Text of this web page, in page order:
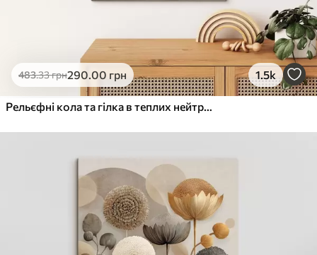
Поверхня з текстурою полотна
Еко-Преміум
.00грн
✓Яскраві, насичені кольори
Поверхня з текстурою полотна
Екологічний матеріал
483.33грн290.00 грн 1.5k
Рельєфні кола та гілка в теплих нейтральних тонах